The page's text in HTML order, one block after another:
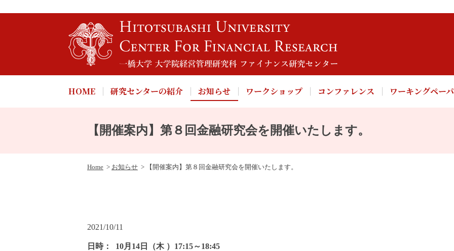
HOME 研究センターの紹介 お知らせ ワークショップ コンファレンス ワーキングペー
【開催案内】第８回金融研究会を開催いたします。
Home お知らせ 【開催案内】第８回金融研究会を開催いたします。
2021/10/11
日時： 10月14日（木 ）17:15～18:45